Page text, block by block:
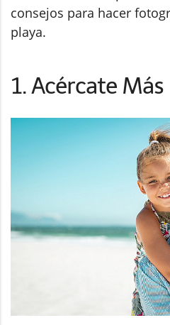
consejos para hacer
playa.
1. Acércate Más